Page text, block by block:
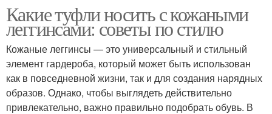
Какие туфли носить с кожаными
леггинсами: советы по стилю
Кожаные леггинсы — это универсальный и стильный
элемент гардероба, который может быть использован
как в повседневной жизни, так и для создания нарядных
образов. Однако, чтобы выглядеть действительно
привлекательно, важно правильно подобрать обувь. В